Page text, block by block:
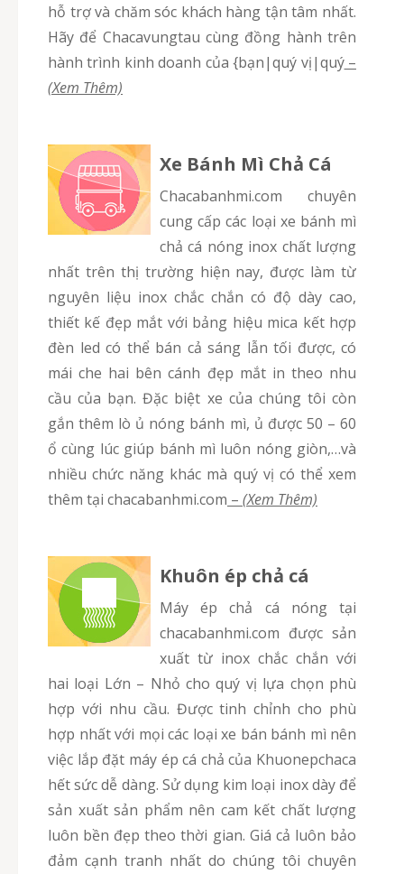
hỗ trợ và chăm sóc khách hàng tận tâm nhất.
Hãy để Chacavungtau cùng đồng hành trên
hành trình kinh doanh của {bạn|quý vị|quý–
(Xem Thêm)
Xe Bánh Mì Chả Cá
chacabanhmi.com chuyên
cung cấp các loại xe bánh mì
chả cá nóng inox chất lượng
nhất trên thị trường hiện nay, được làm từ
nguyên liệu inox chắc chắn có độ dày cao,
thiết kế đẹp mắt với bảng hiệu mica kết hợp
đèn led có thể bán cả sáng lẫn tối được, có
mái che hai bên cánh đẹp mắt in theo nhu
cầu của bạn. Đặc biệt xe của chúng tôi còn
gắn thêm lò ủ nóng bánh mì, ủ được 50 – 60
ổ cùng lúc giúp bánh mì luôn nóng giòn,…và
nhiều chức năng khác mà quý vị có thể xem
thêm tại chacabanhmi.com – (Xem Thêm)
Khuôn ép chả cá
Máy ép chả cá nóng tại
chacabanhmi.com được sản
xuất từ inox chắc chắn với
hai loại Lớn – Nhỏ cho quý vị lựa chọn phù
hợp với nhu cầu. Được tinh chỉnh cho phù
hợp nhất với mọi các loại xe bán bánh mì nên
việc lắp đặt máy ép cá chả của Khuonepchaca
hết sức dễ dàng. Sử dụng kim loại inox dày để
sản xuất sản phẩm nên cam kết chất lượng
luôn bền đẹp theo thời gian. Giá cả luôn bảo
đảm cạnh tranh nhất do chúng tôi chuyên